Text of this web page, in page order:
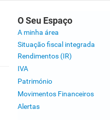
O Seu Espaço
A minha área
Situação fiscal integrada
Rendimentos (IR)
IVA
Património
Movimentos Financeiros
Alertas